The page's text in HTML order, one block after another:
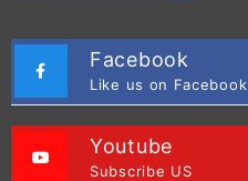
Facebook
Like us on Facebook
Youtube
Subscribe US